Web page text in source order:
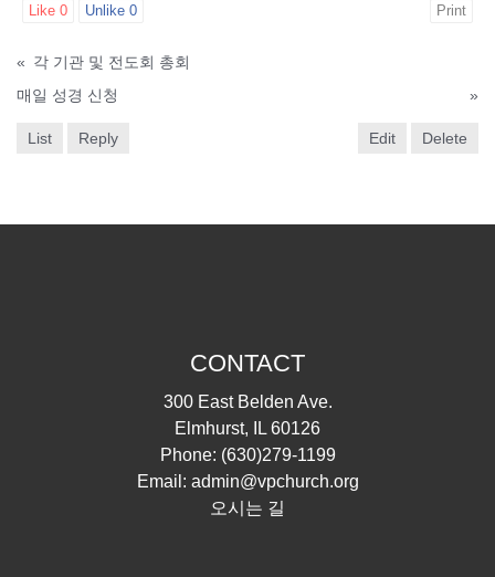
Like 0 Unlike 0 Print
« 각 기관 및 전도회 총회
매일 성경 신청
»
List Reply Edit Delete
CONTACT
300 East Belden Ave.
Elmhurst, IL 60126
Phone: (630)279-1199
Email: admin@vpchurch.org
오시는 길